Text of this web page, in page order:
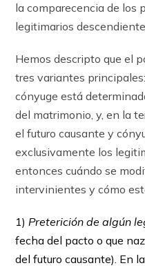
la comparecencia de los
legitimarios
Hemos descripto que el
tres variantes
cónyuge está
del matrimonio, y, en la
el futuro causante y
exclusivamente los
entonces cuándo se
intervinientes y cómo
1)Preterición de algún
fecha del pacto o que
del futuro causante). En